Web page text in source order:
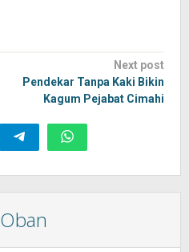
Next post
Pendekar Tanpa Kaki Bikin
Kagum Pejabat Cimahi
Oban